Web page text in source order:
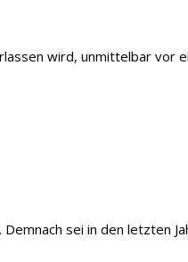
wird, unmittelbar vor
sei in den letzten